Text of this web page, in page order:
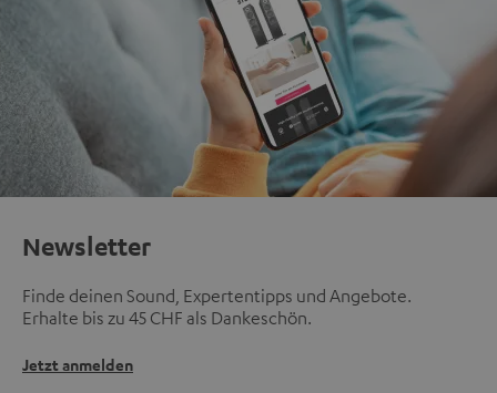
Newsletter
Finde deinen Sound, Expertentipps und Angebote.
Erhalte bis zu 45 CHF als Dankeschön.
Jetzt anmelden